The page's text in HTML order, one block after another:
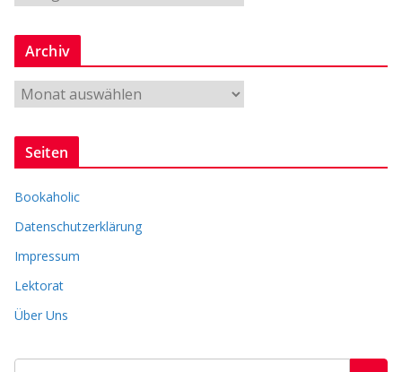
n
e
Archiv
c
v
Seiten
Bookaholic
Datenschutzerklärung
Impressum
Lektorat
Über Uns